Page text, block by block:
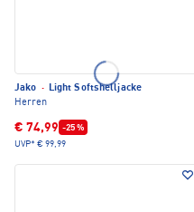
Jako · Light Softshelljacke
Herren
€ 74,99 -25 %
UVP* € 99,99